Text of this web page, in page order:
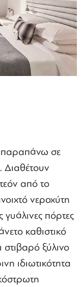
παραπάνω σε
Διαθέτουν
από το
νεροχύτη
πόρτες
καθιστικό
ξύλινο
ιδιωτικότητα